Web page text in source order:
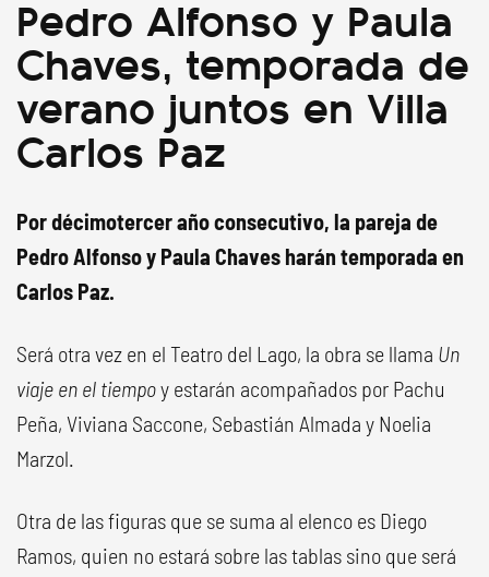
Pedro Alfonso y Paula
Chaves, temporada de
verano juntos en Villa
Carlos Paz
Por décimotercer año consecutivo, la pareja de
Pedro Alfonso y Paula Chaves harán temporada en
Carlos Paz.
Será otra vez en el Teatro del Lago, la obra se llama Un
viaje en el tiempoy estarán acompañados por Pachu
Peña, Viviana Saccone, Sebastián Almada y Noelia
Marzol.
Otra de las figuras que se suma al elenco es Diego
Ramos, quien no estará sobre las tablas sino que será